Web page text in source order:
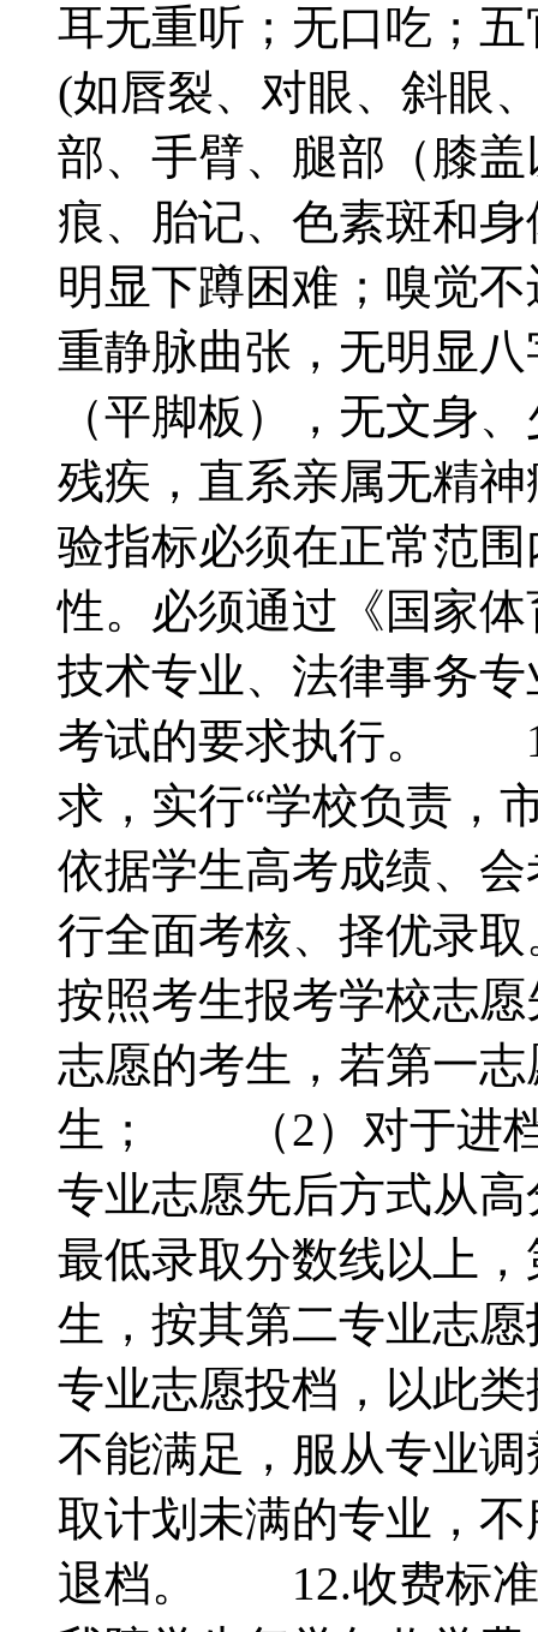
耳无重听；无口吃；
(如唇裂、对眼、斜眼
部、手臂、腿部（膝
痕、胎记、色素斑和
明显下蹲困难；嗅觉
重静脉曲张，无明显
（平脚板），无文身
残疾，直系亲属无精
验指标必须在正常范
性。必须通过《国家
技术专业、法律事务
考试的要求执行。
求，实行“学校负责，
依据学生高考成绩、
行全面考核、择优
按照考生报考学校志
志愿的考生，若第一
生； （2）对于进档
专业志愿先后方式从
最低录取分数线以上
生，按其第二专业志
专业志愿投档，以此
不能满足，服从专业
取计划未满的专业，
退档。 12.收费标